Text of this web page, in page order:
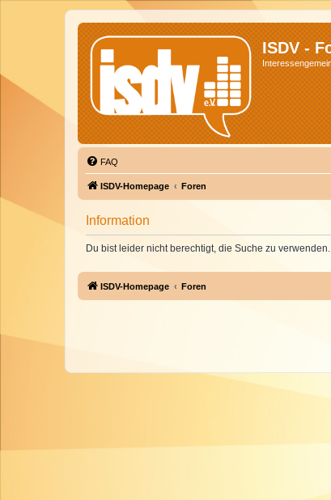
ISDV -
FAQ
ISDV-Homepage Foren
Information
Du bist leider nicht berechtigt, die Suche zu verwenden.
ISDV-Homepage Foren